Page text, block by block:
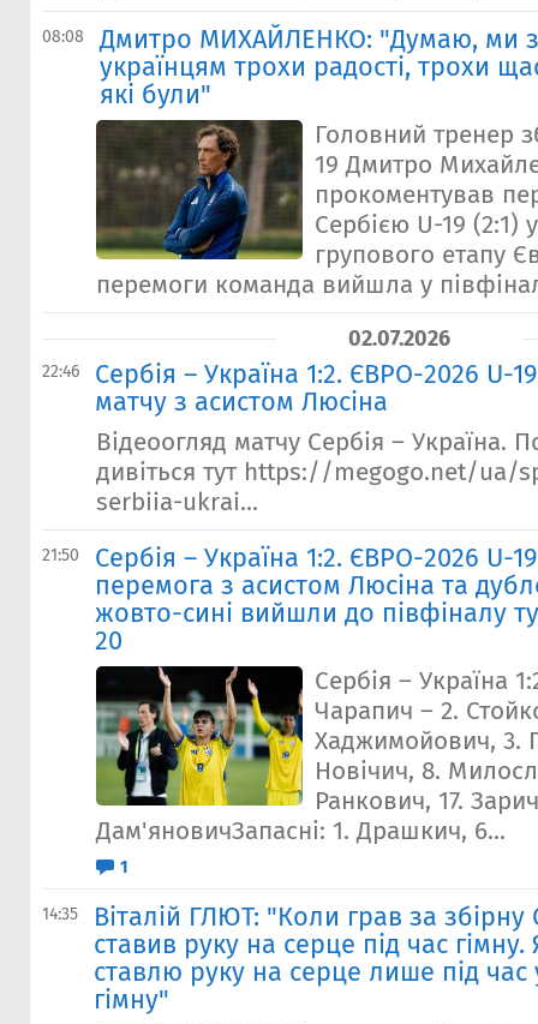
08:08
Дмитро МИХАЙЛЕНКО: "Думаю, ми
українцям трохи радості, трохи
які були"
Головний тренер
19 Дмитро
прокоментував
Сербією U-19 (2:1)
групового етапу
перемоги команда вийшла у
02.07.2026
22:46
Сербія – Україна 1:2. ЄВРО-2026 U-
матчу з асистом Люсіна
Відеоогляд матчу Сербія – Україна.
дивіться тут https://megogo.net/ua/
serbiia-ukrai...
21:50
Сербія – Україна 1:2. ЄВРО-2026 U-
перемога з асистом Люсіна та
жовто-сині вийшли до півфіналу
20
Сербія – Україна
Чарапич – 2.
Хаджимойович, 3.
Новічич, 8.
Ранкович, 17.
Дам'яновичЗапасні: 1. Драшкич, 6...
1
14:35
Віталій ГЛЮТ: "Коли грав за
ставив руку на серце під час гімну.
ставлю руку на серце лише під час
гімну"